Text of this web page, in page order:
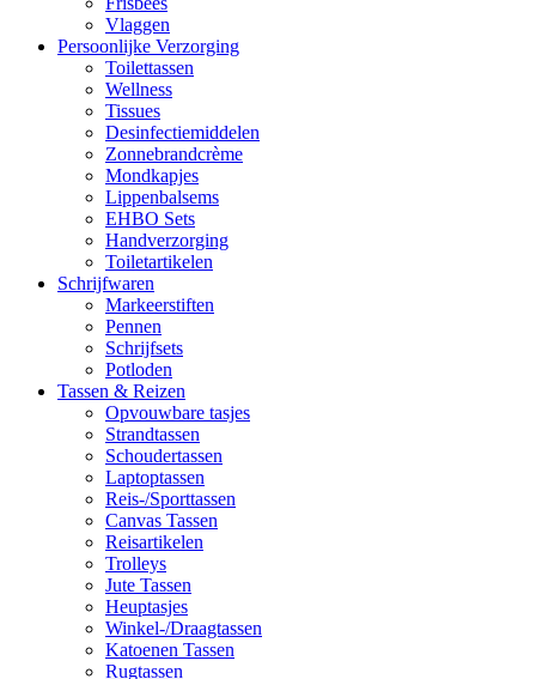
Vlaggen
Persoonlijke Verzorging
Toilettassen
Wellness
Tissues
Desinfectiemiddelen
Zonnebrandcrème
Mondkapjes
Lippenbalsems
EHBO Sets
Handverzorging
Toiletartikelen
Schrijfwaren
Markeerstiften
Pennen
Schrijfsets
Potloden
Tassen & Reizen
Opvouwbare tasjes
Strandtassen
Schoudertassen
Laptoptassen
Reis-/Sporttassen
Canvas Tassen
Reisartikelen
Trolleys
Jute Tassen
Heuptasjes
Winkel-/Draagtassen
Katoenen Tassen
Rugtassen